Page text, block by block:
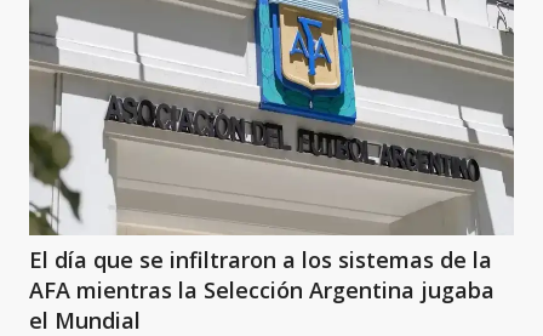
El día que se infiltraron a los sistemas de la
AFA mientras la Selección Argentina jugaba
el Mundial